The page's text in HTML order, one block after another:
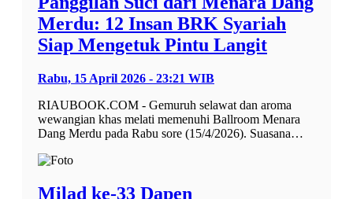
Merdu: 12 Insan BRK Syariah
Siap Mengetuk Pintu Langit
Rabu, 15 April 2026 - 23:21 WIB
RIAUBOOK.COM - Gemuruh selawat dan aroma
wewangian khas melati memenuhi Ballroom Menara
Dang Merdu pada Rabu sore (15/4/2026). Suasana…
Milad ke-33 Dapen